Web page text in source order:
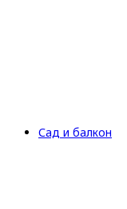
Сад и балкон